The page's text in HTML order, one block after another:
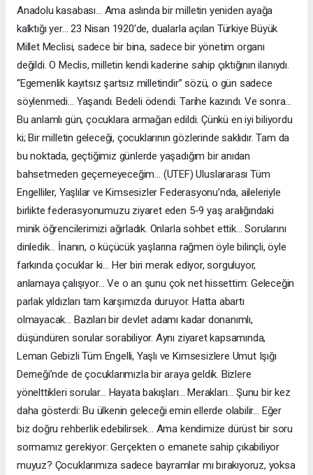
Anadolu kasabası… Ama aslında bir milletin yeniden ayağa
kalktığı yer… 23 Nisan 1920’de, dualarla açılan Türkiye Büyük
Millet Meclisi, sadece bir bina, sadece bir yönetim organı
değildi. O Meclis, milletin kendi kaderine sahip çıktığının ilanıydı.
“Egemenlik kayıtsız şartsız milletindir” sözü, o gün sadece
söylenmedi… Yaşandı. Bedeli ödendi. Tarihe kazındı. Ve sonra…
Bu anlamlı gün, çocuklara armağan edildi. Çünkü en iyi biliyordu
ki; Bir milletin geleceği, çocuklarının gözlerinde saklıdır. Tam da
bu noktada, geçtiğimiz günlerde yaşadığım bir anıdan
bahsetmeden geçemeyeceğim… (UTEF) Uluslararası Tüm
Engelliler, Yaşlılar ve Kimsesizler Federasyonu’nda, aileleriyle
birlikte federasyonumuzu ziyaret eden 5-9 yaş aralığındaki
minik öğrencilerimizi ağırladık. Onlarla sohbet ettik… Sorularını
dinledik… İnanın, o küçücük yaşlarına rağmen öyle bilinçli, öyle
farkında çocuklar ki… Her biri merak ediyor, sorguluyor,
anlamaya çalışıyor… Ve o an şunu çok net hissettim: Geleceğin
parlak yıldızları tam karşımızda duruyor. Hatta abartı
olmayacak… Bazıları bir devlet adamı kadar donanımlı,
düşündüren sorular sorabiliyor. Aynı ziyaret kapsamında,
Leman Gebizli Tüm Engelli, Yaşlı ve Kimsesizlere Umut Işığı
Derneği’nde de çocuklarımızla bir araya geldik. Bizlere
yönelttikleri sorular… Hayata bakışları… Merakları… Şunu bir kez
daha gösterdi: Bu ülkenin geleceği emin ellerde olabilir… Eğer
biz doğru rehberlik edebilirsek… Ama kendimize dürüst bir soru
sormamız gerekiyor: Gerçekten o emanete sahip çıkabiliyor
muyuz? Çocuklarımıza sadece bayramlar mı bırakıyoruz, yoksa